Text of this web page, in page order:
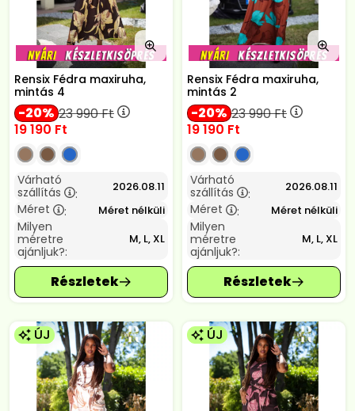
Rensix Fédra maxiruha,
mintás 4
20 23 990Ft
19 190 Ft
Várható
szállítás
: 2026.08.11
Méret : Méret nélküli
Milyen
méretre
ajánljuk?:
M, L, XL
Rensix Fédra maxiruha,
mintás 2
20 23 990Ft
19 190 Ft
Várható
szállítás
: 2026.08.11
Méret : Méret nélküli
Milyen
méretre
ajánljuk?:
M, L, XL
ÚJ ÚJ